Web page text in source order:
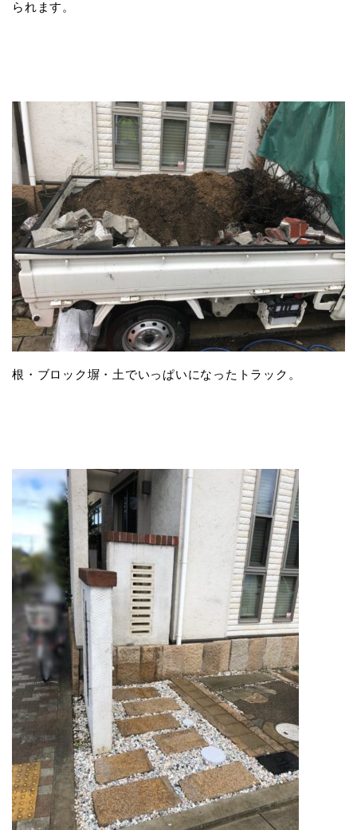
られます。
根・ブロック塀・土でいっぱいになったトラック。